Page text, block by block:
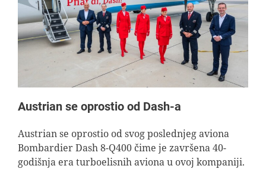
Austrian se oprostio od Dash-a
Austrian se oprostio od svog poslednjeg aviona
Bombardier Dash 8-Q400 čime je završena 40-
godišnja era turboelisnih aviona u ovoj kompaniji.